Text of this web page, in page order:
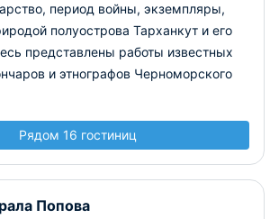
период войны, экземпляры,
полуострова Тарханкут и его
представлены работы известных
и этнографов Черноморского
Рядом 16 гостиниц
Попова